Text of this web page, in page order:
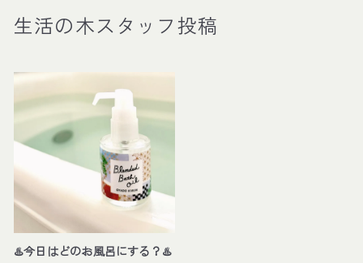
生活の木スタッフ投稿
♨️今日はどのお風呂にする？♨️